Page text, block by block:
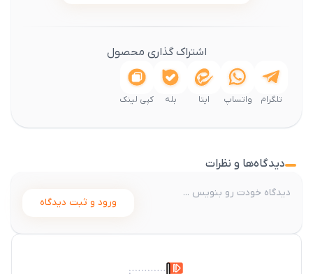
اشتراک گذاری محصول
تلگرام واتساپ ایتا بله کپی لینک
دیدگاه‌ها و نظرات
ورود و ثبت دیدگاه